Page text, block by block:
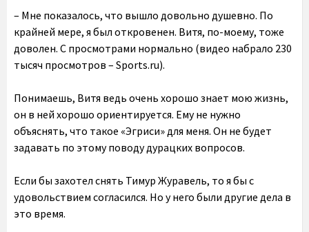
– Мне показалось, что вышло довольно душевно. По
крайней мере, я был откровенен. Витя, по-моему, тоже
доволен. С просмотрами нормально (видео набрало 230
тысяч просмотров – Sports.ru).
Понимаешь, Витя ведь очень хорошо знает мою жизнь,
он в ней хорошо ориентируется. Ему не нужно
объяснять, что такое «Эгриси» для меня. Он не будет
задавать по этому поводу дурацких вопросов.
Если бы захотел снять Тимур Журавель, то я бы с
удовольствием согласился. Но у него были другие дела в
это время.